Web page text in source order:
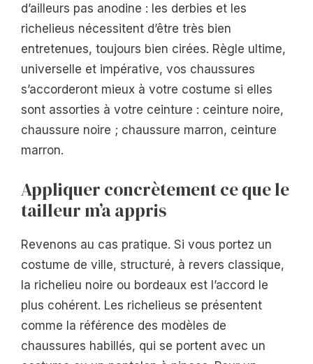
d’ailleurs pas anodine : les derbies et les
richelieus nécessitent d’être très bien
entretenues, toujours bien cirées. Règle ultime,
universelle et impérative, vos chaussures
s’accorderont mieux à votre costume si elles
sont assorties à votre ceinture : ceinture noire,
chaussure noire ; chaussure marron, ceinture
marron.
Appliquer concrètement ce que le
tailleur m’a appris
Revenons au cas pratique. Si vous portez un
costume de ville, structuré, à revers classique,
la richelieu noire ou bordeaux est l’accord le
plus cohérent. Les richelieus se présentent
comme la référence des modèles de
chaussures habillés, qui se portent avec un